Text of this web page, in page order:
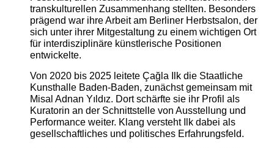
transkulturellen Zusammenhang stellten. Besonders
prägend war ihre Arbeit am Berliner Herbstsalon, der
sich unter ihrer Mitgestaltung zu einem wichtigen Ort
für interdisziplinäre künstlerische Positionen
entwickelte.
Von 2020 bis 2025 leitete Çağla Ilk die Staatliche
Kunsthalle Baden-Baden, zunächst gemeinsam mit
Misal Adnan Yıldız. Dort schärfte sie ihr Profil als
Kuratorin an der Schnittstelle von Ausstellung und
Performance weiter. Klang versteht Ilk dabei als
gesellschaftliches und politisches Erfahrungsfeld.